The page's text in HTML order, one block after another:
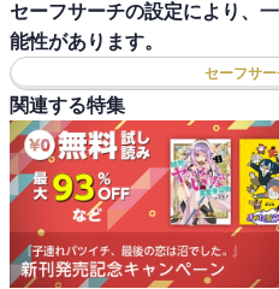
セーフサーチの設定により、
能性があります。
セーフサ
関連する特集